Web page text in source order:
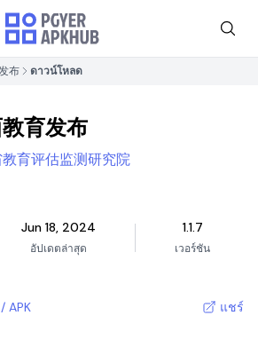
布 ดาวน์โหลด
育发布
育评估监测研究院
Jun 18, 2024
อัปเดตล่าสุด
1.1.7
เวอร์ชัน
APK แชร์